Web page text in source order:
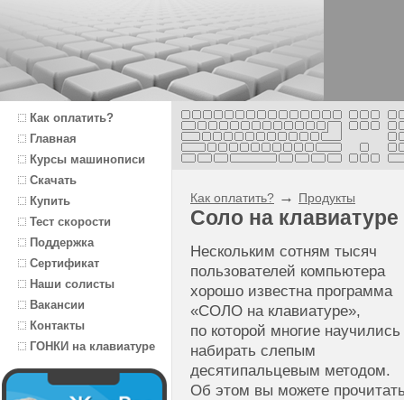
Как оплатить?
Главная
Курсы машинописи
Скачать
Купить
Тест скорости
Поддержка
Сертификат
Наши солисты
Вакансии
Контакты
ГОНКИ на клавиатуре
Как оплатить? → Продукты
Соло на
Нескольким сотням тысяч
пользователей компьютера
хорошо известна программа
«СОЛО на клавиатуре»,
по которой многие научились
набирать слепым
десятипальцевым методом.
Об этом вы можете